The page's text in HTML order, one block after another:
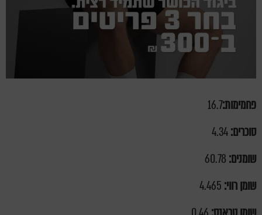
פחמימות:16.7
סוכרים:
שומנים:
שומן רווי: